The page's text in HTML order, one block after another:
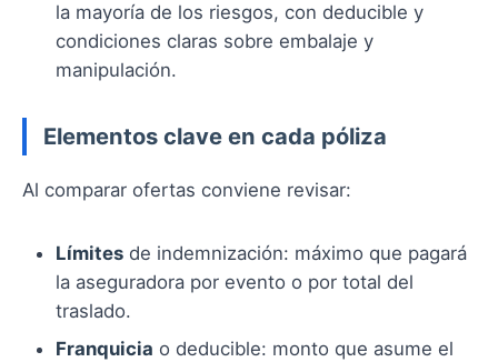
la mayoría de los riesgos, con deducible y
condiciones claras sobre embalaje y
manipulación.
Elementos clave en cada póliza
Al comparar ofertas conviene revisar:
Límites de indemnización: máximo que pagará
la aseguradora por evento o por total del
traslado.
Franquicia o deducible: monto que asume el